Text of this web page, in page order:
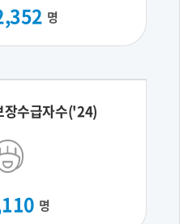
명
장수급자수('24)
명